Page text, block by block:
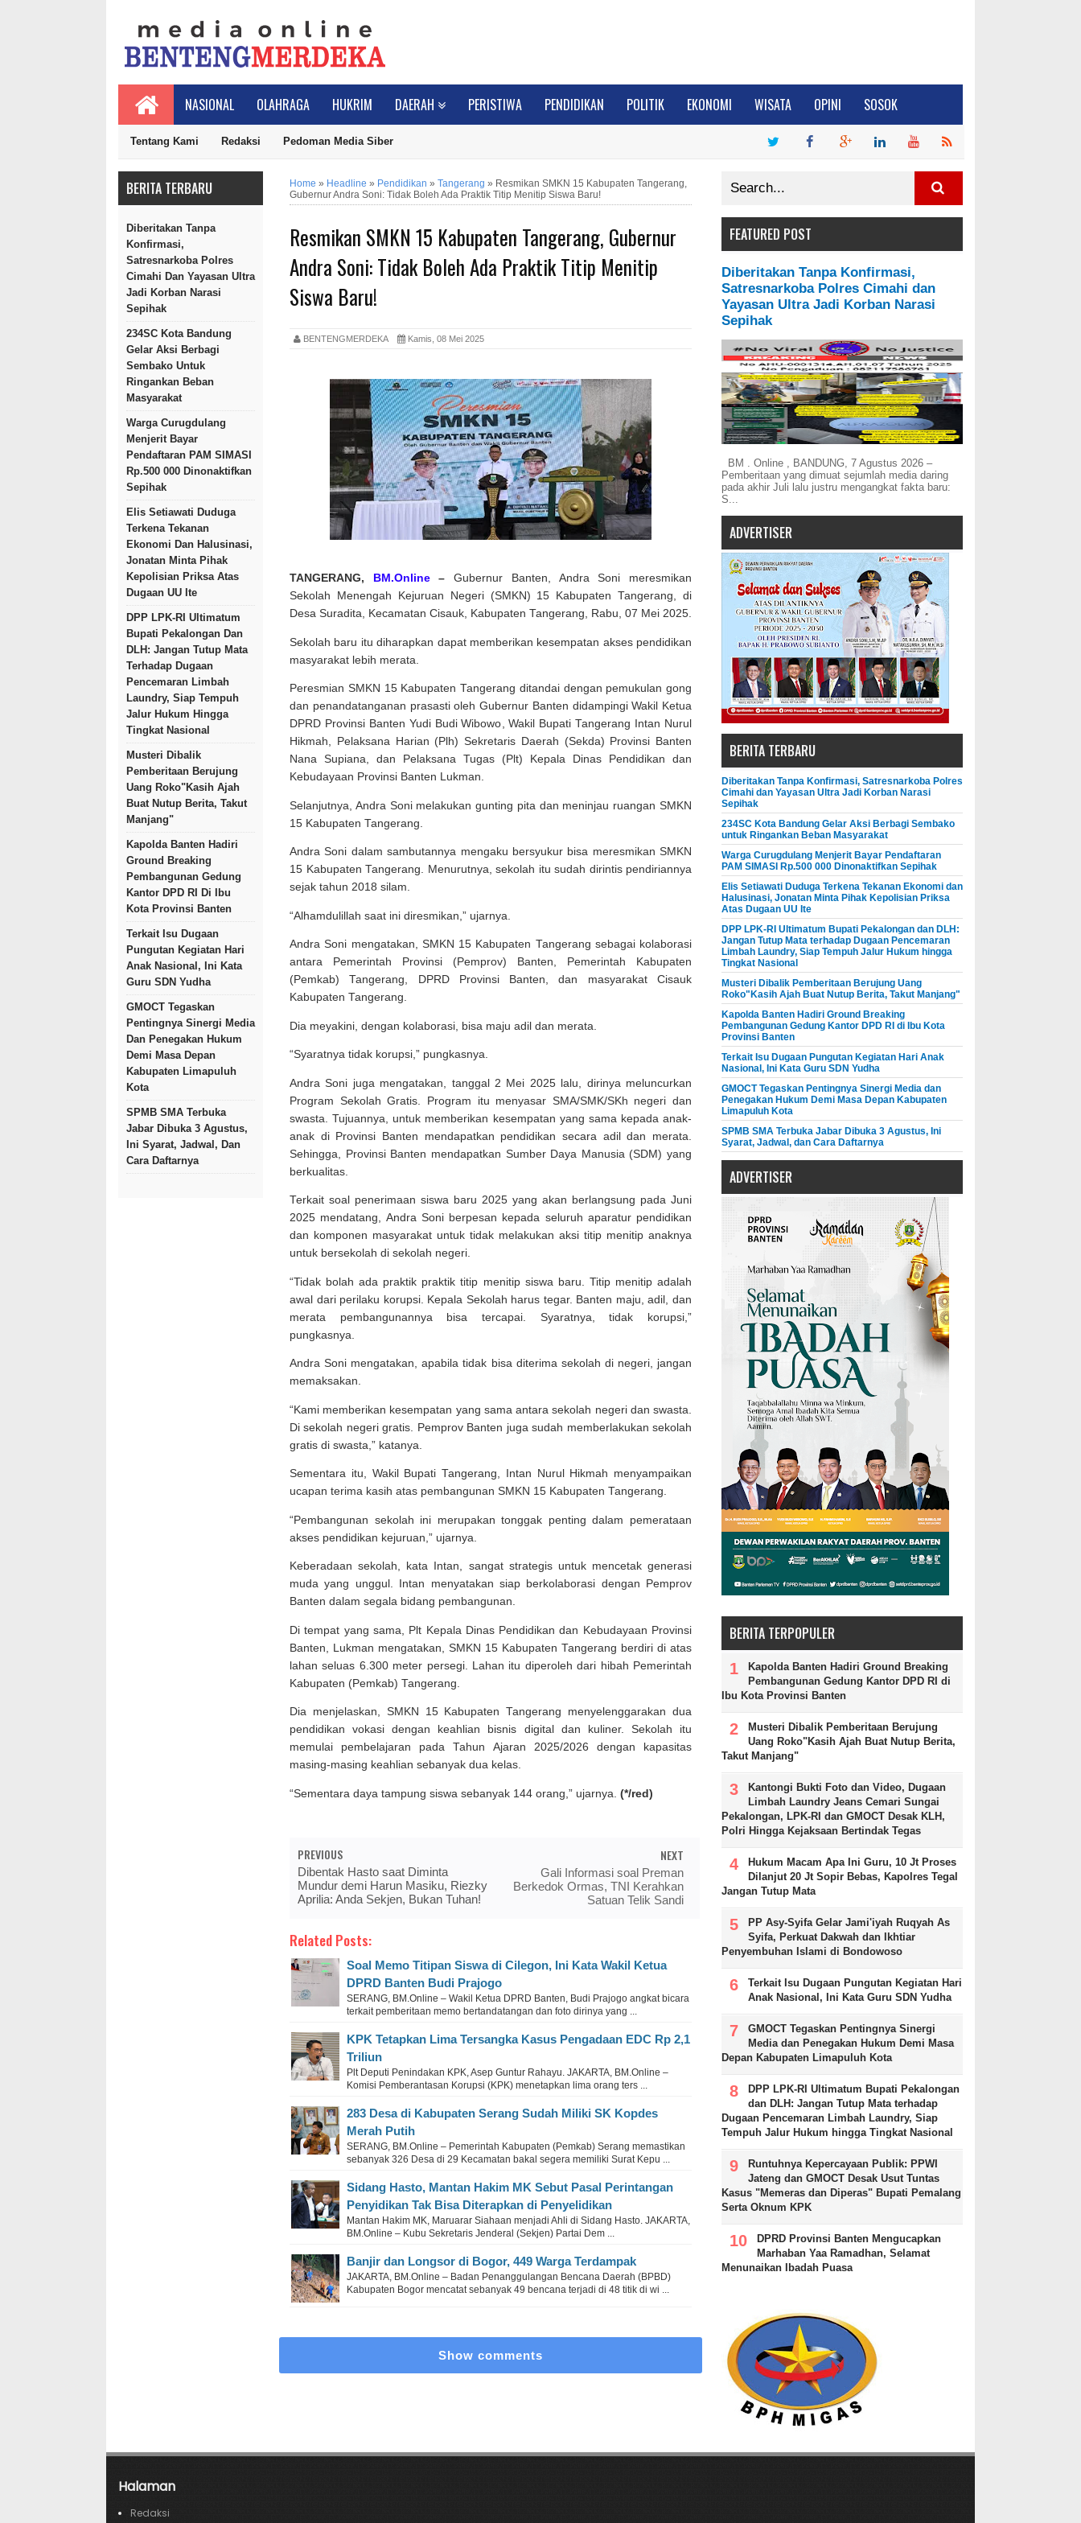
NASIONAL OLAHRAGA HUKRIM DAERAH PERISTIWA PENDIDIKAN POLITIK EKONOMI WISATA OPINI SOSOK
Tentang Kami Redaksi Pedoman Media Siber
BERITA TERBARU
Diberitakan Tanpa
Konfirmasi,
Satresnarkoba Polres
Cimahi Dan Yayasan Ultra
Jadi Korban Narasi
Sepihak
234SC Kota Bandung
Gelar Aksi Berbagi
Sembako Untuk
Ringankan Beban
Masyarakat
Warga Curugdulang
Menjerit Bayar
Pendaftaran PAM SIMASI
Rp.500 000 Dinonaktifkan
Sepihak
Elis Setiawati Duduga
Terkena Tekanan
Ekonomi Dan Halusinasi,
Jonatan Minta Pihak
Kepolisian Priksa Atas
Dugaan UU Ite
DPP LPK-RI Ultimatum
Bupati Pekalongan Dan
DLH: Jangan Tutup Mata
Terhadap Dugaan
Pencemaran Limbah
Laundry, Siap Tempuh
Jalur Hukum Hingga
Tingkat Nasional
Musteri Dibalik
Pemberitaan Berujung
Uang Roko"Kasih Ajah
Buat Nutup Berita, Takut
Manjang"
Kapolda Banten Hadiri
Ground Breaking
Pembangunan Gedung
Kantor DPD RI Di Ibu
Kota Provinsi Banten
Terkait Isu Dugaan
Pungutan Kegiatan Hari
Anak Nasional, Ini Kata
Guru SDN Yudha
GMOCT Tegaskan
Pentingnya Sinergi Media
Dan Penegakan Hukum
Demi Masa Depan
Kabupaten Limapuluh
Kota
SPMB SMA Terbuka
Jabar Dibuka 3 Agustus,
Ini Syarat, Jadwal, Dan
Cara Daftarnya
Home » Headline » Pendidikan » Tangerang » Resmikan SMKN 15 Kabupaten Tangerang,
Gubernur Andra Soni: Tidak Boleh Ada Praktik Titip Menitip Siswa Baru!
Resmikan SMKN 15 Kabupaten Tangerang, Gubernur
Andra Soni: Tidak Boleh Ada Praktik Titip Menitip
Siswa Baru!
BENTENGMERDEKA Kamis, 08 Mei 2025
TANGERANG, BM.Online– Gubernur Banten, Andra Soni meresmikan
Sekolah Menengah Kejuruan Negeri (SMKN) 15 Kabupaten Tangerang, di
Desa Suradita, Kecamatan Cisauk, Kabupaten Tangerang, Rabu, 07 Mei 2025.
Sekolah baru itu diharapkan dapat memberikan kesempatan akses pendidikan
masyarakat lebih merata.
Peresmian SMKN 15 Kabupaten Tangerang ditandai dengan pemukulan gong
dan penandatanganan prasasti oleh Gubernur Banten didampingi Wakil Ketua
DPRD Provinsi Banten Yudi Budi Wibowo, Wakil Bupati Tangerang Intan Nurul
Hikmah, Pelaksana Harian (Plh) Sekretaris Daerah (Sekda) Provinsi Banten
Nana Supiana, dan Pelaksana Tugas (Plt) Kepala Dinas Pendidikan dan
Kebudayaan Provinsi Banten Lukman.
Selanjutnya, Andra Soni melakukan gunting pita dan meninjau ruangan SMKN
15 Kabupaten Tangerang.
Andra Soni dalam sambutannya mengaku bersyukur bisa meresmikan SMKN
15 Kabupaten Tangerang. Menurutnya, sekolah itu sudah dirintis pendiriannya
sejak tahun 2018 silam.
“Alhamdulillah saat ini diresmikan,” ujarnya.
Andra Soni mengatakan, SMKN 15 Kabupaten Tangerang sebagai kolaborasi
antara Pemerintah Provinsi (Pemprov) Banten, Pemerintah Kabupaten
(Pemkab) Tangerang, DPRD Provinsi Banten, dan masyarakat Cisauk
Kabupaten Tangerang.
Dia meyakini, dengan kolaborasi, bisa maju adil dan merata.
“Syaratnya tidak korupsi,” pungkasnya.
Andra Soni juga mengatakan, tanggal 2 Mei 2025 lalu, dirinya meluncurkan
Program Sekolah Gratis. Program itu menyasar SMA/SMK/SKh negeri dan
swasta. Tujuannya, untuk memberikan kesempatan yang sama kepada anak-
anak di Provinsi Banten mendapatkan pendidikan secara adil dan merata.
Sehingga, Provinsi Banten mendapatkan Sumber Daya Manusia (SDM) yang
berkualitas.
Terkait soal penerimaan siswa baru 2025 yang akan berlangsung pada Juni
2025 mendatang, Andra Soni berpesan kepada seluruh aparatur pendidikan
dan komponen masyarakat untuk tidak melakukan aksi titip menitip anaknya
untuk bersekolah di sekolah negeri.
“Tidak bolah ada praktik praktik titip menitip siswa baru. Titip menitip adalah
awal dari perilaku korupsi. Kepala Sekolah harus tegar. Banten maju, adil, dan
merata pembangunannya bisa tercapai. Syaratnya, tidak korupsi,”
pungkasnya.
Andra Soni mengatakan, apabila tidak bisa diterima sekolah di negeri, jangan
memaksakan.
“Kami memberikan kesempatan yang sama antara sekolah negeri dan swasta.
Di sekolah negeri gratis. Pemprov Banten juga sudah memberlakukan sekolah
gratis di swasta,” katanya.
Sementara itu, Wakil Bupati Tangerang, Intan Nurul Hikmah menyampaikan
ucapan terima kasih atas pembangunan SMKN 15 Kabupaten Tangerang.
“Pembangunan sekolah ini merupakan tonggak penting dalam pemerataan
akses pendidikan kejuruan,” ujarnya.
Keberadaan sekolah, kata Intan, sangat strategis untuk mencetak generasi
muda yang unggul. Intan menyatakan siap berkolaborasi dengan Pemprov
Banten dalam segala bidang pembangunan.
Di tempat yang sama, Plt Kepala Dinas Pendidikan dan Kebudayaan Provinsi
Banten, Lukman mengatakan, SMKN 15 Kabupaten Tangerang berdiri di atas
lahan seluas 6.300 meter persegi. Lahan itu diperoleh dari hibah Pemerintah
Kabupaten (Pemkab) Tangerang.
Dia menjelaskan, SMKN 15 Kabupaten Tangerang menyelenggarakan dua
pendidikan vokasi dengan keahlian bisnis digital dan kuliner. Sekolah itu
memulai pembelajaran pada Tahun Ajaran 2025/2026 dengan kapasitas
masing-masing keahlian sebanyak dua kelas.
“Sementara daya tampung siswa sebanyak 144 orang,” ujarnya. (*/red)
PREVIOUS
Dibentak Hasto saat Diminta
Mundur demi Harun Masiku, Riezky
Aprilia: Anda Sekjen, Bukan Tuhan!
NEXT
Gali Informasi soal Preman
Berkedok Ormas, TNI Kerahkan
Satuan Telik Sandi
Related Posts:
Soal Memo Titipan Siswa di Cilegon, Ini Kata Wakil Ketua
DPRD Banten Budi Prajogo
SERANG, BM.Online – Wakil Ketua DPRD Banten, Budi Prajogo angkat bicara
terkait pemberitaan memo bertandatangan dan foto dirinya yang ...
KPK Tetapkan Lima Tersangka Kasus Pengadaan EDC Rp 2,1
Triliun
Plt Deputi Penindakan KPK, Asep Guntur Rahayu. JAKARTA, BM.Online –
Komisi Pemberantasan Korupsi (KPK) menetapkan lima orang ters ...
283 Desa di Kabupaten Serang Sudah Miliki SK Kopdes
Merah Putih
SERANG, BM.Online – Pemerintah Kabupaten (Pemkab) Serang memastikan
sebanyak 326 Desa di 29 Kecamatan bakal segera memiliki Surat Kepu ...
Sidang Hasto, Mantan Hakim MK Sebut Pasal Perintangan
Penyidikan Tak Bisa Diterapkan di Penyelidikan
Mantan Hakim MK, Maruarar Siahaan menjadi Ahli di Sidang Hasto. JAKARTA,
BM.Online – Kubu Sekretaris Jenderal (Sekjen) Partai Dem ...
Banjir dan Longsor di Bogor, 449 Warga Terdampak
JAKARTA, BM.Online – Badan Penanggulangan Bencana Daerah (BPBD)
Kabupaten Bogor mencatat sebanyak 49 bencana terjadi di 48 titik di wi ...
Show comments
FEATURED POST
Diberitakan Tanpa Konfirmasi,
Satresnarkoba Polres Cimahi dan
Yayasan Ultra Jadi Korban Narasi
Sepihak
BM . Online , BANDUNG, 7 Agustus 2026 –
Pemberitaan yang dimuat sejumlah media daring
pada akhir Juli lalu justru mengangkat fakta baru:
S...
ADVERTISER
BERITA TERBARU
Diberitakan Tanpa Konfirmasi, Satresnarkoba Polres
Cimahi dan Yayasan Ultra Jadi Korban Narasi
Sepihak
234SC Kota Bandung Gelar Aksi Berbagi Sembako
untuk Ringankan Beban Masyarakat
Warga Curugdulang Menjerit Bayar Pendaftaran
PAM SIMASI Rp.500 000 Dinonaktifkan Sepihak
Elis Setiawati Duduga Terkena Tekanan Ekonomi dan
Halusinasi, Jonatan Minta Pihak Kepolisian Priksa
Atas Dugaan UU Ite
DPP LPK-RI Ultimatum Bupati Pekalongan dan DLH:
Jangan Tutup Mata terhadap Dugaan Pencemaran
Limbah Laundry, Siap Tempuh Jalur Hukum hingga
Tingkat Nasional
Musteri Dibalik Pemberitaan Berujung Uang
Roko"Kasih Ajah Buat Nutup Berita, Takut Manjang"
Kapolda Banten Hadiri Ground Breaking
Pembangunan Gedung Kantor DPD RI di Ibu Kota
Provinsi Banten
Terkait Isu Dugaan Pungutan Kegiatan Hari Anak
Nasional, Ini Kata Guru SDN Yudha
GMOCT Tegaskan Pentingnya Sinergi Media dan
Penegakan Hukum Demi Masa Depan Kabupaten
Limapuluh Kota
SPMB SMA Terbuka Jabar Dibuka 3 Agustus, Ini
Syarat, Jadwal, dan Cara Daftarnya
ADVERTISER
BERITA TERPOPULER
Kapolda Banten Hadiri Ground Breaking
Pembangunan Gedung Kantor DPD RI di
Ibu Kota Provinsi Banten
Musteri Dibalik Pemberitaan Berujung
Uang Roko"Kasih Ajah Buat Nutup Berita,
Takut Manjang"
Kantongi Bukti Foto dan Video, Dugaan
Limbah Laundry Jeans Cemari Sungai
Pekalongan, LPK-RI dan GMOCT Desak KLH,
Polri Hingga Kejaksaan Bertindak Tegas
Hukum Macam Apa Ini Guru, 10 Jt Proses
Dilanjut 20 Jt Sopir Bebas, Kapolres Tegal
Jangan Tutup Mata
PP Asy-Syifa Gelar Jami'iyah Ruqyah As
Syifa, Perkuat Dakwah dan Ikhtiar
Penyembuhan Islami di Bondowoso
Terkait Isu Dugaan Pungutan Kegiatan Hari
Anak Nasional, Ini Kata Guru SDN Yudha
GMOCT Tegaskan Pentingnya Sinergi
Media dan Penegakan Hukum Demi Masa
Depan Kabupaten Limapuluh Kota
DPP LPK-RI Ultimatum Bupati Pekalongan
dan DLH: Jangan Tutup Mata terhadap
Dugaan Pencemaran Limbah Laundry, Siap
Tempuh Jalur Hukum hingga Tingkat Nasional
Runtuhnya Kepercayaan Publik: PPWI
Jateng dan GMOCT Desak Usut Tuntas
Kasus "Memeras dan Diperas" Bupati Pemalang
Serta Oknum KPK
DPRD Provinsi Banten Mengucapkan
Marhaban Yaa Ramadhan, Selamat
Menunaikan Ibadah Puasa
Halaman
Redaksi